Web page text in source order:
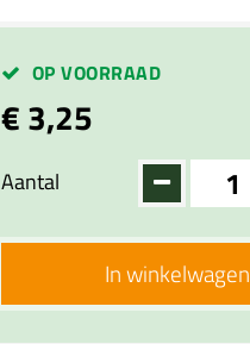
OP VOORRAAD
€ 3,25
Aantal
In winkelwagen